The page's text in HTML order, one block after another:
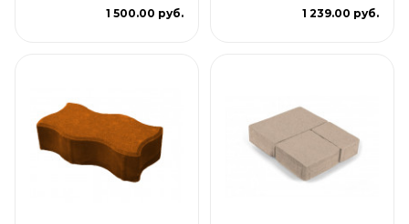
1 500.00 руб. 1 239.00 руб.